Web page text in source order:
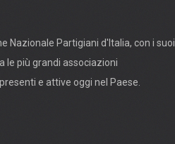
Nazionale Partigiani d'Italia, con i suoi
le più grandi associazioni
e attive oggi nel Paese.